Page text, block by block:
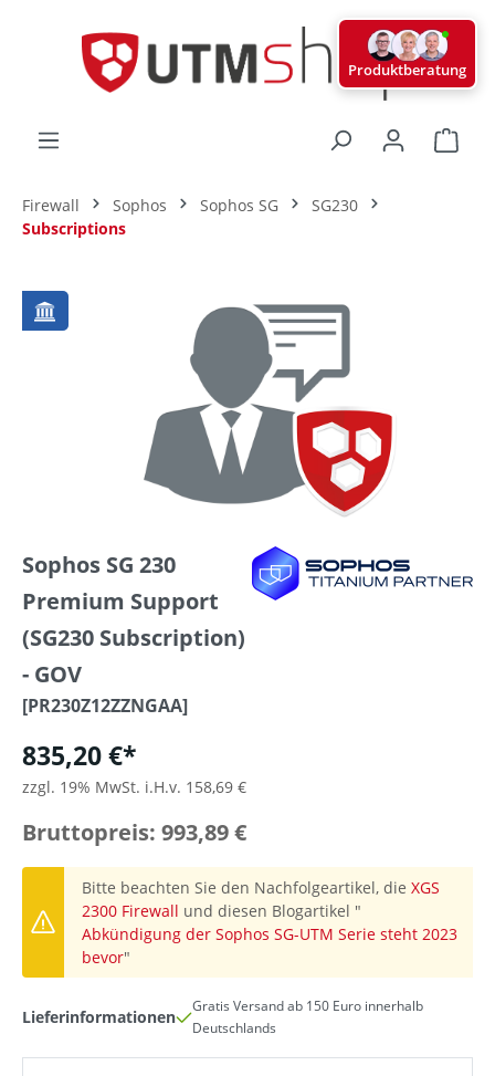
Firewall Sophos Sophos SG
SG230
Subscriptions
Bildergalerie überspringen
Sophos SG 230
Premium Support
(SG230 Subscription)
- GOV
[PR230Z12ZZNGAA]
835,20 €*
zzgl. 19% MwSt. i.H.v. 158,69 €
Bruttopreis: 993,89 €
Bitte beachten Sie den Nachfolgeartikel, die XGS
2300 Firewall und diesen Blogartikel "
Abkündigung der Sophos SG-UTM Serie steht 2023
bevor"
Lieferinformationen
Gratis Versand ab 150 Euro innerhalb
Deutschlands
Produktberatung